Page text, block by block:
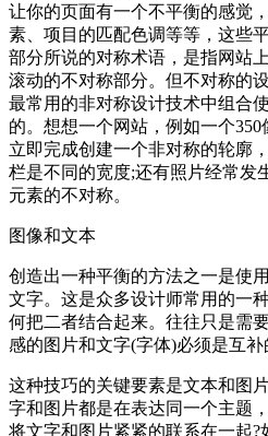
让你的页面有一个不平衡的感觉
素、项目的匹配色调等等，这些
部分所说的对称术语，是指网站
滚动的不对称部分。但不对称的
最常用的非对称设计技术中组合
的。想想一个网站，例如一个
立即完成创建一个非对称的轮廓
栏是不同的宽度;还有照片经常发
元素的不对称。
图像和文本
创造出一种平衡的方法之一是使
文字。这是众多设计师常用的一
何把二者结合起来。往往只是需
感的图片和文字(字体)必须是互补
这种技巧的关键要素是文本和图
字和图片都是在表达同一个主题
将文字和图片紧紧的联系在一起